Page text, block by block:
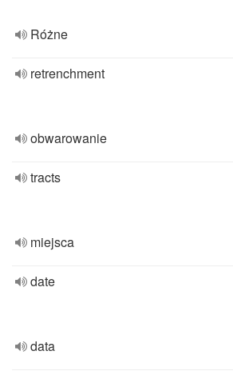
Różne
retrenchment
obwarowanie
tracts
miejsca
date
data